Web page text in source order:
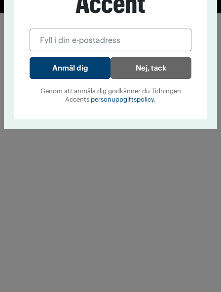
Nej, tack
Genom att anmäla dig godkänner du Tidningen
Accents personuppgiftspolicy.